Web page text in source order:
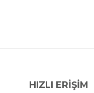
HIZLI ERİŞİM